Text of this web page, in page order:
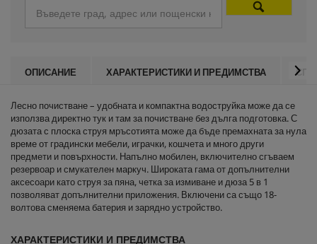
ОПИСАНИЕ ХАРАКТЕРИСТИКИ И ПРЕДИМСТВА
Лесно почистване – удобната и компактна водоструйка може да се
използва директно тук и там за почистване без дълга подготовка. С
дюзата с плоска струя мръсотията може да бъде премахната за нула
време от градински мебели, играчки, кошчета и много други
предмети и повърхности. Напълно мобилен, включително сгъваем
резервоар и смукателен маркуч. Широката гама от допълнителни
аксесоари като струя за пяна, четка за измиване и дюза 5 в 1
позволяват допълнителни приложения. Включени са също 18-
волтова сменяема батерия и зарядно устройство.
ХАРАКТЕРИСТИКИ И ПРЕДИМСТВА